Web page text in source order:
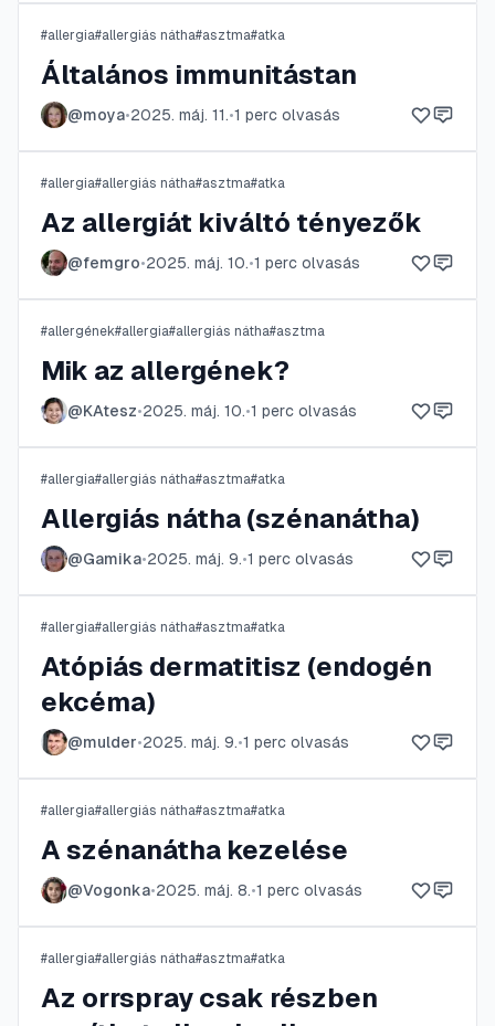
#allergia#allergiás nátha#asztma#atka
Általános immunitástan
@moya•2025. máj. 11.•1 perc olvasás
#allergia#allergiás nátha#asztma#atka
Az allergiát kiváltó tényezők
@femgro•2025. máj. 10.•1 perc olvasás
#allergének#allergia#allergiás nátha#asztma
Mik az allergének?
@KAtesz•2025. máj. 10.•1 perc olvasás
#allergia#allergiás nátha#asztma#atka
Allergiás nátha (szénanátha)
@Gamika•2025. máj. 9.•1 perc olvasás
#allergia#allergiás nátha#asztma#atka
Atópiás dermatitisz (endogén
ekcéma)
@mulder•2025. máj. 9.•1 perc olvasás
#allergia#allergiás nátha#asztma#atka
A szénanátha kezelése
@Vogonka•2025. máj. 8.•1 perc olvasás
#allergia#allergiás nátha#asztma#atka
Az orrspray csak részben